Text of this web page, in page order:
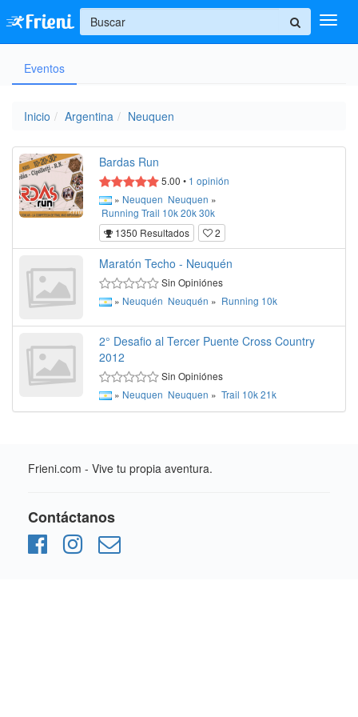
Ingresar
+
Eventos
Inicio Argentina Neuquen
Bardas Run
5.00 • 1 opinión
» Neuquen Neuquen »
Running Trail 10k20k30k
1350 Resultados
2
Maratón Techo - Neuquén
Sin Opiniónes
» Neuquén Neuquén » Running 10k
2° Desafio al Tercer Puente Cross Country
2012
Sin Opiniónes
» Neuquen Neuquen » Trail 10k21k
Frieni.com - Vive tu propia aventura.
Contáctanos